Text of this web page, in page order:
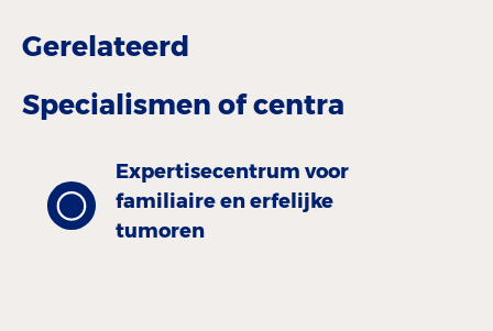
Gerelateerd
Specialismen of centra
Expertisecentrum voor
familiaire en erfelijke
tumoren